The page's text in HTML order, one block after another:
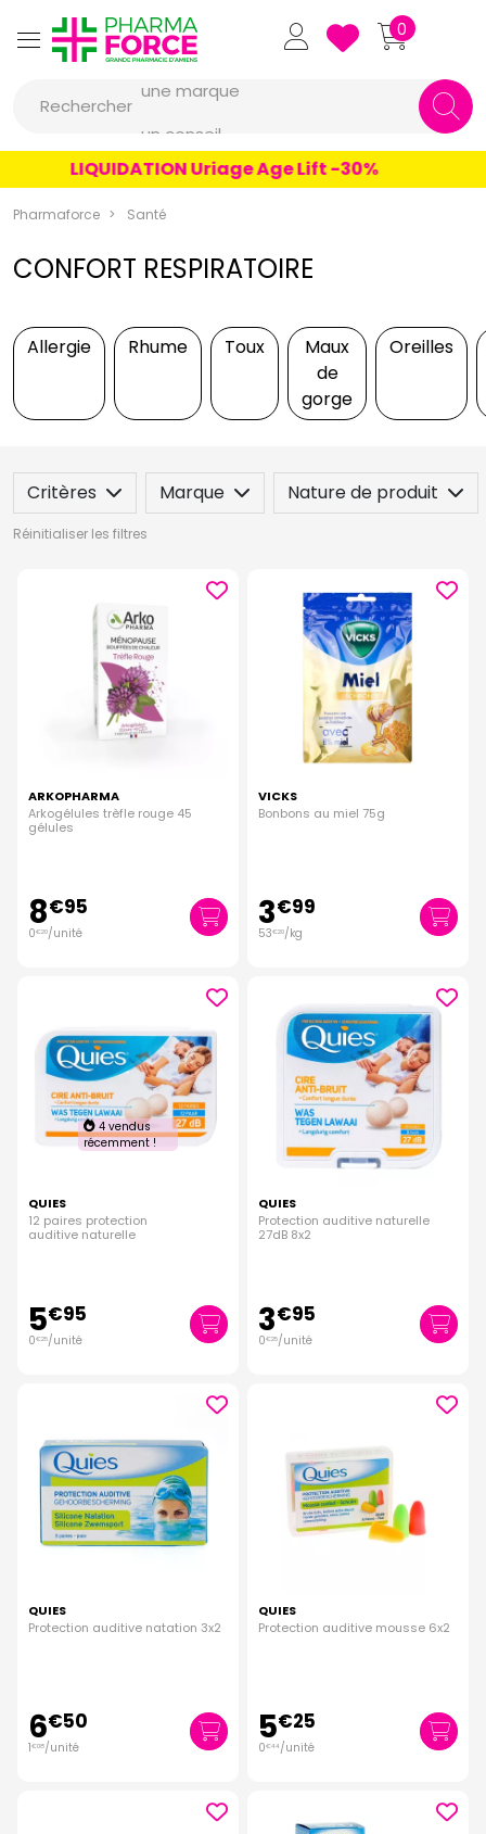
Pharmaforce Grande Pharmacie
0
Rechercher
une marque
un conseil
un produit
une marque
LIQUIDATION Uriage Age Lift -30%
Pharmaforce Santé
CONFORT RESPIRATOIRE
Allergie Rhume Toux
Maux
de
gorge
Oreilles
Critères Marque Nature de produit
Réinitialiser les filtres
ARKOPHARMA
Arkogélules trèfle rouge 45
gélules
8€95
0€20/unité
VICKS
Bonbons au miel 75g
3€99
53€20/kg
4 vendus
récemment !
QUIES
12 paires protection
auditive naturelle
5€95
0€25/unité
QUIES
Protection auditive naturelle
27dB 8x2
3€95
0€25/unité
QUIES
Protection auditive natation 3x2
6€50
1€08/unité
QUIES
Protection auditive mousse 6x2
5€25
0€44 /unité